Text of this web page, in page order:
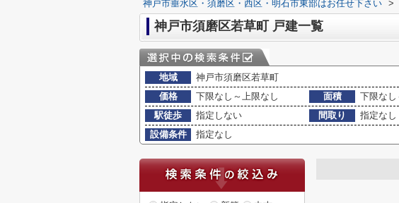
神戸市垂水区・須磨区・西区・明石市東部はお任せ下さい >
神戸市須磨区若草町 戸建一覧
地域
神戸市須磨区若草町
価格
下限なし～上限なし 面積 下限なし
駅徒歩
指定しない 間取り
指定なし
設備条件
指定なし